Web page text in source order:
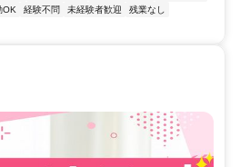
OK 経験不問 未経験者歓迎
残業なし